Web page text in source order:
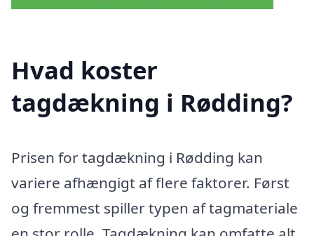
Hvad koster
tagdækning i Rødding?
Prisen for tagdækning i Rødding kan
variere afhængigt af flere faktorer. Først
og fremmest spiller typen af tagmateriale